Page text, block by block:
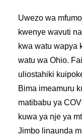
Uwezo wa
kwenye wavuti
kwa watu wapya
watu wa Ohio.
uliostahiki
Bima imeamuru
matibabu ya
kuwa ya nje ya
Jimbo linaunda